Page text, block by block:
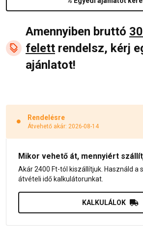
Amennyiben bruttó
felett rendelsz, kérj
ajánlatot!
Rendelésre
Átvehető akár: 2026-08-14
Mikor vehető át, mennyiért
Akár 2400 Ft-tól kiszállítjuk. Használd a
átvételi idő kalkulátorunkat.
KALKULÁLOK